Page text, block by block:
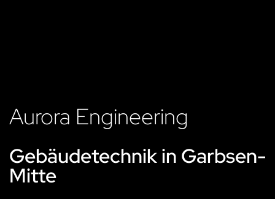
Aurora Engineering
Gebäudetechnik in Garbsen-
Mitte